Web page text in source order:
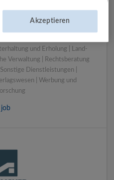
| Einzelhandel |
Versicherungsleistungen |
und Erholung | Land-
Verwaltung | Rechtsberatung
Dienstleistungen |
| Werbung und
job
Akzeptieren